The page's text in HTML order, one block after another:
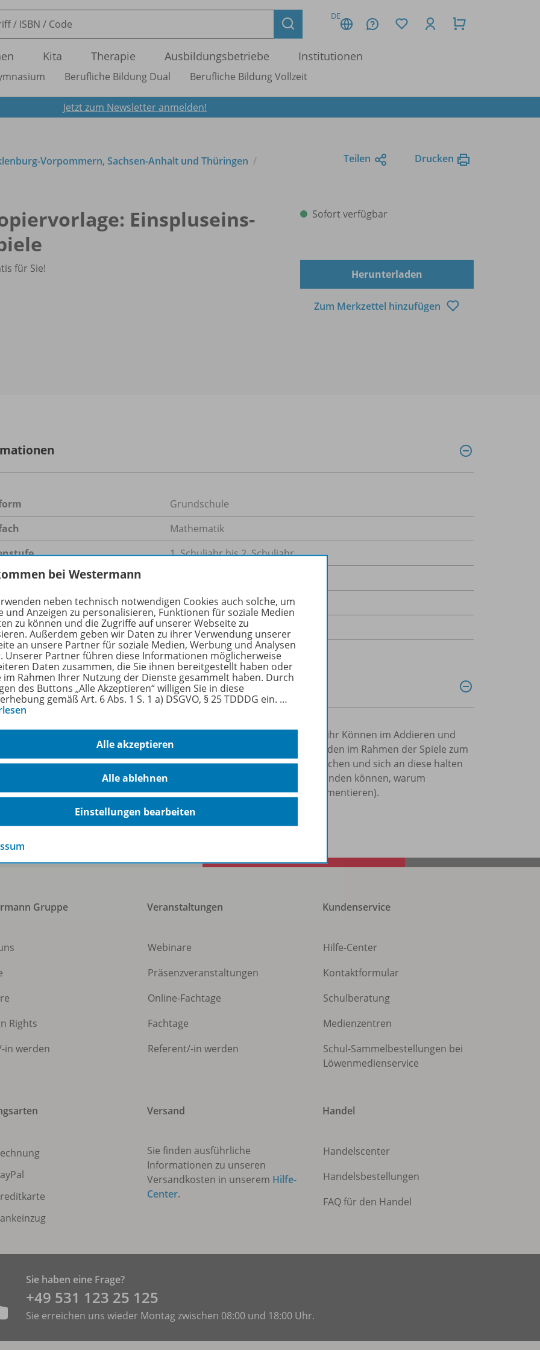
DE
Kita Therapie Ausbildungsbetriebe Institutionen
Berufliche Bildung Dual Berufliche Bildung Vollzeit
Jetzt zum Newsletter anmelden!
Vorpommern, Sachsen-Anhalt und Thüringen
Teilen Drucken
Einspluseins-
für Sie!
Sofort verfügbar
Herunterladen
Zum Merkzettel hinzufügen
Grundschule
Mathematik
1. Schuljahr bis 2. Schuljahr
88,0 kB
PDF-Dokument
vorliegenden Kopiervorlagen festigen die Kinder auf motivierende Art ihr Können im Addieren und
im Zahlenraum bis 20. Auch prozessbezogene Kompetenzen werden im Rahmen der Spiele zum
weiter ausgebaut. Die Kinder müssen sich über die Spielregeln austauschen und sich an diese halten
Sie müssen sich und den anderen Kindern gegenüber begründen können, warum
gewonnen sind oder abgelegt werden konnten bzw. warum nicht (Argumentieren).
Gruppe
Rights
-in werden
Veranstaltungen
Webinare
Präsenzveranstaltungen
Online-Fachtage
Fachtage
Referent/-in werden
Kundenservice
Hilfe-Center
Kontaktformular
Schulberatung
Medienzentren
Schul-Sammelbestellungen bei
Löwenmedienservice
Versand
Sie finden ausführliche
Informationen zu unseren
Versandkosten in unserem Hilfe-
Center.
Handel
Handelscenter
Handelsbestellungen
FAQ für den Handel
Sie haben eine Frage?
+49 531 ­123 25 125
Sie erreichen uns wieder Montag zwischen 08:00 und 18:00 Uhr.
bei Westermann
neben technisch notwendigen Cookies auch solche, um
und Anzeigen zu personalisieren, Funktionen für soziale Medien
zu können und die Zugriffe auf unserer Webseite zu
Außerdem geben wir Daten zu ihrer Verwendung unserer
an unsere Partner für soziale Medien, Werbung und Analysen
Unserer Partner führen diese Informationen möglicherweise
Daten zusammen, die Sie ihnen bereitgestellt haben oder
im Rahmen Ihrer Nutzung der Dienste gesammelt haben. Durch
des Buttons „Alle Akzeptieren“ willigen Sie in diese
gemäß Art. 6 Abs. 1 S. 1 a) DSGVO, § 25 TDDDG ein. …
Alle akzeptieren
Alle ablehnen
Einstellungen bearbeiten